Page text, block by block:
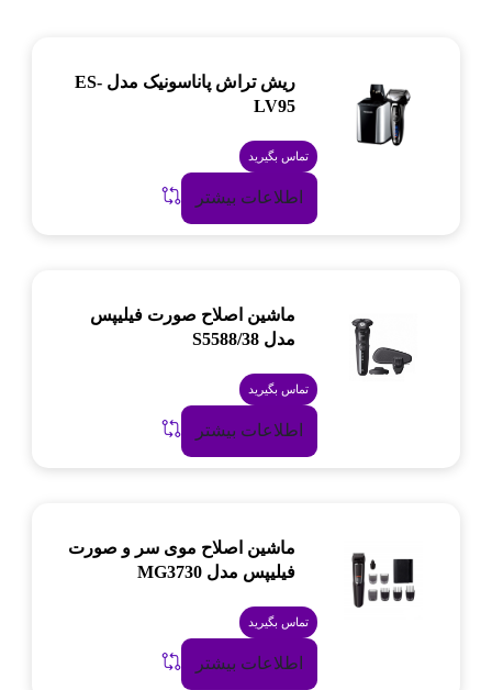
ریش تراش پاناسونیک مدل ES-
LV95
تماس بگیرید
اطلاعات بیشتر
ماشین اصلاح صورت فیلیپس
مدل S5588/38
تماس بگیرید
اطلاعات بیشتر
ماشین اصلاح موی سر و صورت
فیلیپس مدل MG3730
تماس بگیرید
اطلاعات بیشتر